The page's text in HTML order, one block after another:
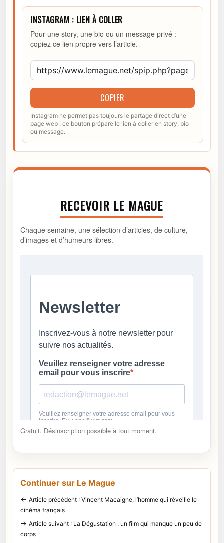
INSTAGRAM : LIEN À COLLER
Pour une story, une bio ou un message privé :
copiez ce lien propre vers l’article.
COPIER
Instagram ne permet pas toujours le partage direct d’une
page web : ce bouton prépare le lien à coller en story, bio
ou message.
RECEVOIR LE MAGUE
Chaque semaine, une sélection d’articles, de culture,
d’images et d’humeurs libres.
Gratuit. Désinscription possible à tout moment.
Continuer sur Le Mague
← Article précédent : Vincent Macaigne, l’homme qui réveille le
cinéma français
→ Article suivant : La Dégustation : un film qui manque un peu de
corps